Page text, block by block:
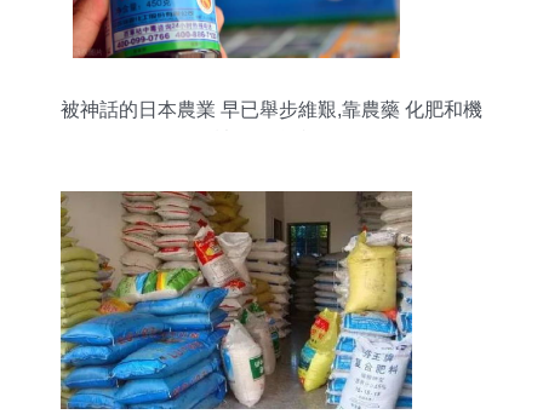
被神話的日本農業 早已舉步維艱,靠農藥 化肥和機